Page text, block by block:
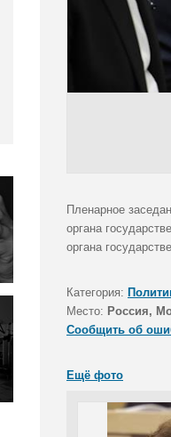
Пленарное
органа
органа
Категория:
Место: Россия,
Сообщить об
Ещё фото